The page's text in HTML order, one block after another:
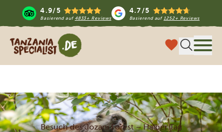
4.9/5
Basierend auf 4833+ Reviews
4.7/5
Basierend auf1252+ Reviews
Tanzania Specialist
Besuch des Jozani Forest – Halber Tag